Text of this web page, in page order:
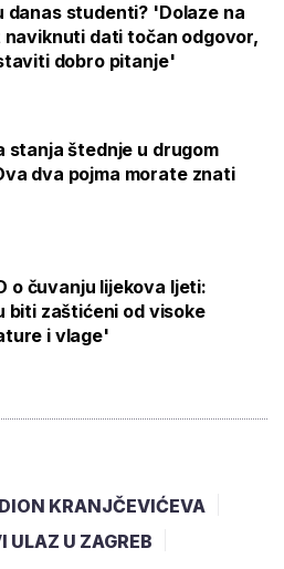
danas studenti? 'Dolaze na
dati točan odgovor,
dobro pitanje'
stanja štednje u drugom
dva pojma morate znati
o čuvanju lijekova ljeti:
biti zaštićeni od visoke
i vlage'
KRANJČEVIĆEVA
ULAZ U ZAGREB